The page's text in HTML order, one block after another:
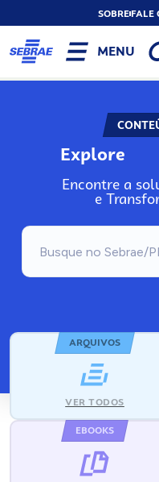
SOBREFALE
MENU
Explore
Encontre a
e
ARQUIVOS
VER TODOS
EBOOKS